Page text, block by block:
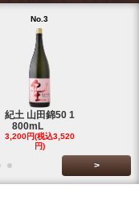
No.3
紀土 山田錦50 1
800mL
3,200円(税込3,520
円)
>